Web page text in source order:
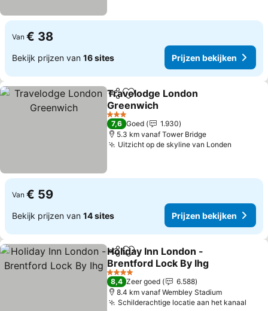
Van € 38
Bekijk prijzen van 16 sites Prijzen bekijken
DelenToevoegen aan favorieten
Travelodge London
Greenwich
Prijzen bekijken
3 Sterren
7,6 Goed
1.930
5.3 km vanaf Tower Bridge
Uitzicht op de skyline van Londen
Van € 59
Bekijk prijzen van 14 sites Prijzen bekijken
DelenToevoegen aan favorieten
Holiday Inn London -
Brentford Lock By Ihg
Prijzen bekijken
4 Sterren
8,4 Zeer goed
6.588
8.4 km vanaf Wembley Stadium
Schilderachtige locatie aan het kanaal